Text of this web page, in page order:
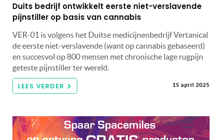
Duits bedrijf ontwikkelt eerste niet-verslavende
pijnstiller op basis van cannabis
VER-01 is volgens het Duitse medicijnenbedrijf Vertanical
de eerste niet-verslavende (want op cannabis gebaseerd)
en succesvol op 800 mensen met chronische lage rugpijn
geteste pijnstiller ter wereld.
LEES VERDER 15 april 2025